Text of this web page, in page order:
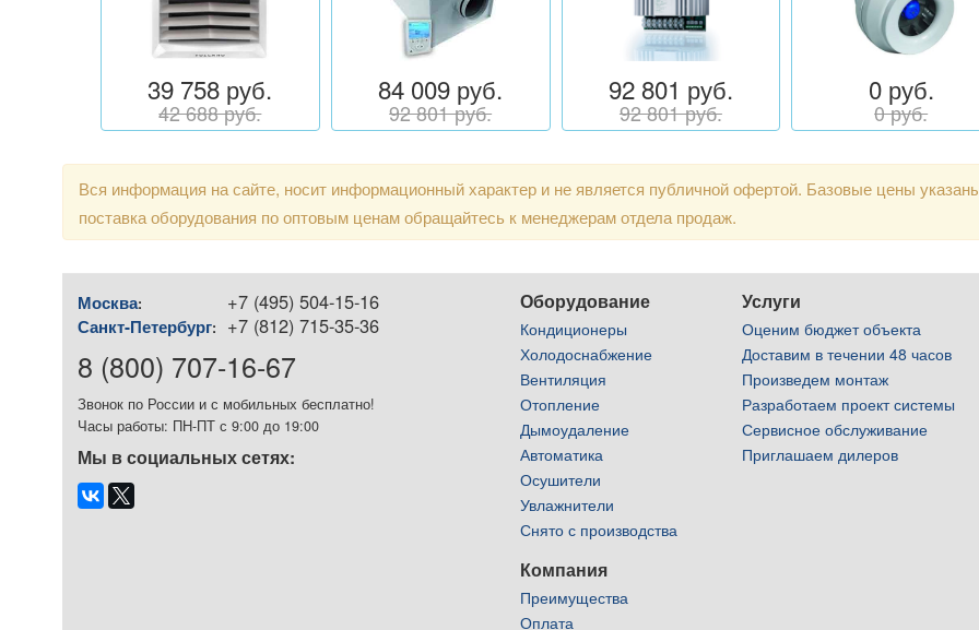
39 758 руб.
42 688 руб.
84 009 руб.
92 801 руб.
92 801 руб.
92 801 руб.
0 руб.
0 руб.
Вся информация на сайте, носит информационный характер и не является публичной офертой. Базовые цены
поставка оборудования по оптовым ценам обращайтесь к менеджерам отдела продаж.
Москва: +7 (495) 504-15-16
Санкт-Петербург: +7 (812) 715-35-36
8 (800) 707-16-67
Звонок по России и с мобильных бесплатно!
Часы работы: ПН-ПТ с 9:00 до 19:00
Мы в социальных сетях:
Оборудование
Кондиционеры
Холодоснабжение
Вентиляция
Отопление
Дымоудаление
Автоматика
Осушители
Увлажнители
Снято с производства
Компания
Преимущества
Оплата
Услуги
Оценим бюджет объекта
Доставим в течении 48 часов
Произведем монтаж
Разработаем проект системы
Сервисное обслуживание
Приглашаем дилеров